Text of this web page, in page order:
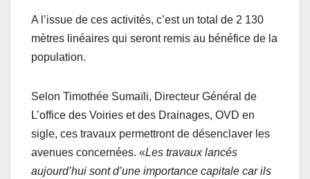
A l’issue de ces activités, c’est un total de 2 130
mètres linéaires qui seront remis au bénéfice de la
population.
Selon Timothée Sumaïli, Directeur Général de
L’office des Voiries et des Drainages, OVD en
sigle, ces travaux permettront de désenclaver les
avenues concernées. «Les travaux lancés
aujourd’hui sont d’une importance capitale car ils